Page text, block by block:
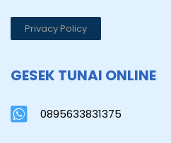
Privacy Policy
GESEK TUNAI ONLINE
0895633831375